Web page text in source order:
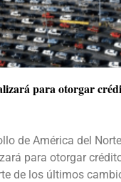
para otorgar
de América del
para otorgar
de los últimos